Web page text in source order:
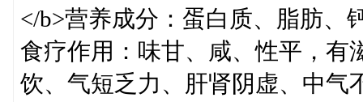
</b>营养成分：蛋白质、脂肪、
食疗作用：味甘、咸、性平，有
饮、气短乏力、肝肾阴虚、中气